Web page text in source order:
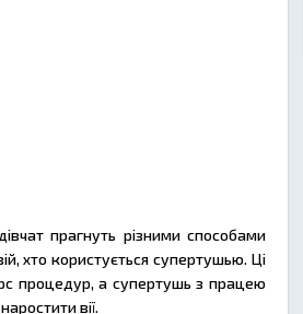
прагнуть різними способами
хто користується супертушью. Ці
процедур, а супертушь з працею
вії.